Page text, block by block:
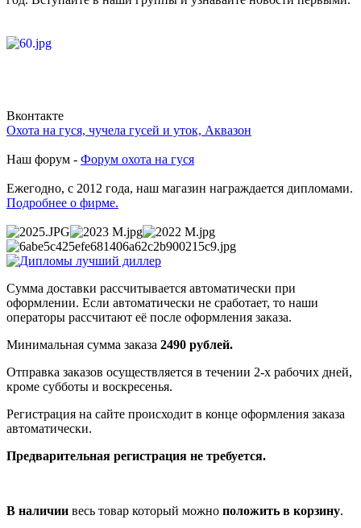
Вконтакте
Охота на гуся, чучела гусей и уток, Аквазон
Наш форум - Форум охота на гуся
Ежегодно, с 2012 года, наш магазин награждается дипломами.
Подробнее о фирме.
Сумма доставки рассчитывается автоматически при
оформлении. Если автоматически не сработает, то наши
операторы рассчитают её после оформления заказа.
Минимальная сумма заказа 2490 рублей.
Отправка заказов осуществляется в течении 2-х рабочих дней,
кроме субботы и воскресенья.
Регистрация на сайте происходит в конце оформления заказа
автоматически.
Предварительная регистрация не требуется.
В наличии весь товар который можно положить в корзину.